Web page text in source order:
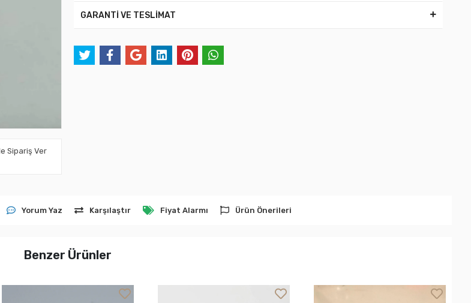
Sipariş Ver
GARANTİ VE TESLİMAT
Yorum Yaz Karşılaştır Fiyat Alarmı Ürün Önerileri
Benzer Ürünler